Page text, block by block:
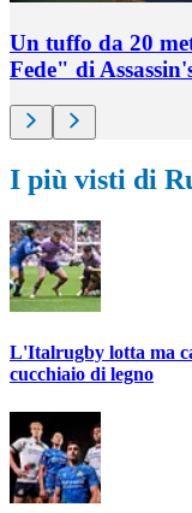
Un tuffo da 20
Fede" di
I più visti di
L'Italrugby lotta ma
cucchiaio di legno